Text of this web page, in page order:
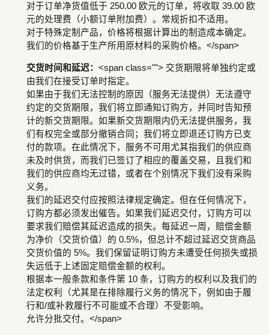
对于订单净货值低于 250.00 欧元的订单，将收取 39.00 欧
元的处理费（小额订单附加费）。常规折扣不适用。
对于特殊定制产品，价格将根据计算出的制造成本确定。
我们的价格基于生产所用原材料的采购价格。</span>
交货时间和延迟：<span class=""> 交货期限将单独约定或
由我们在接受订单时指定。
如果由于我们无法控制的原因（服务无法提供）无法遵守
约定的交货期限，我们将立即通知订购方，并同时告知预
计的新交货期限。如果新交货期限内仍无法提供服务，我
们有权完全或部分撤销合同；我们将立即退还订购方已支
付的款项。在此情况下，服务不可用尤其指我们的供应商
未及时供货，而我们已签订了相应的覆盖交易，且我们和
我们的供应商均无过错，或者在个别情况下我们没有采购
义务。
我们的延迟交付应按照法律规定确定。但在任何情况下，
订购方都必须发出催告。如果我们延迟交付，订购方可以
要求我们赔偿其延迟造成的损失。每延迟一周，赔偿金额
为净价（交货价值）的 0.5%，但总计不超过延迟交货商品
交货价值的 5%。我们保留证明订购方未遭受任何损失或损
失远低于上述固定赔偿金额的权利。
根据本一般条款和条件第 10 条，订购方的权利以及我们的
法定权利（尤其是在排除履行义务的情况下，例如由于履
行和/或补救履行不可能或不合理）不受影响。
允许分批交付。</span>